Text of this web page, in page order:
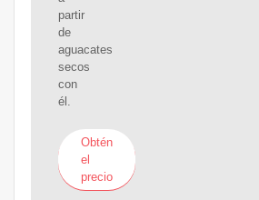
partir
de
aguacates
secos
con
él.
Obtén
el
precio